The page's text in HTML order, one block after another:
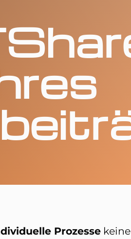
Prozesse